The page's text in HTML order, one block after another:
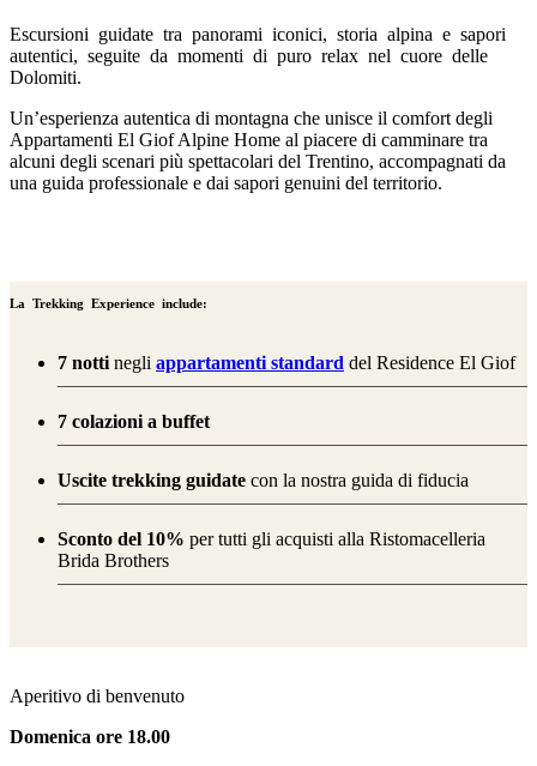
Escursioni guidate tra panorami iconici, storia alpina e sapori
autentici, seguite da momenti di puro relax nel cuore delle
Dolomiti.
Un’esperienza autentica di montagna che unisce il comfort degli
Appartamenti El Giof Alpine Home al piacere di camminare tra
alcuni degli scenari più spettacolari del Trentino, accompagnati da
una guida professionale e dai sapori genuini del territorio.
La Trekking Experience include:
7 notti negli appartamenti standard del Residence El Giof
7 colazioni a buffet
Uscite trekking guidate con la nostra guida di fiducia
Sconto del 10% per tutti gli acquisti alla Ristomacelleria
Brida Brothers
Aperitivo di benvenuto
Domenica ore 18.00